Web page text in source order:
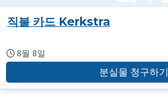
직불 카드 Kerkstra
8월 8일
분실물 청구하기